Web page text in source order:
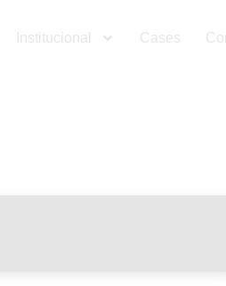
Institucional Cases